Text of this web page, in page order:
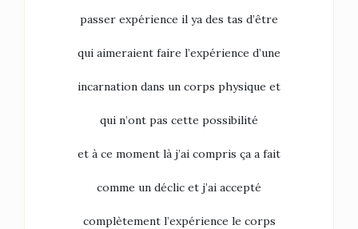
passer expérience il ya des tas d’être
qui aimeraient faire l’expérience d’une
incarnation dans un corps physique et
qui n’ont pas cette possibilité
et à ce moment là j’ai compris ça a fait
comme un déclic et j’ai accepté
complètement l’expérience le corps